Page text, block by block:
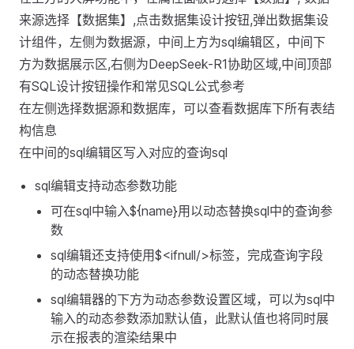
来源选择【数据集】,点击数据集设计按钮,弹出数据集设
计组件，左侧为数据源，中间上方为sql编辑区，中间下
方为数据展示区,右侧为DeepSeek-R1协助区域,中间顶部
有SQL设计按钮操作和常见SQL公式参考
在左侧选择数据源和数据库，可以查看数据库下所有表结
构信息
在中间的sql编辑区写入对应的查询sql
sql编辑支持动态参数功能
可在sql中输入${name}用以动态替换sql中的查询参
数
sql编辑还支持使用$<ifnull/>标签，完成查询字段
的动态替换功能
sql编辑器的下方为动态参数设置区域，可以为sql中
输入的动态参数添加默认值，此默认值也将同时展
示在报表的渲染结果中